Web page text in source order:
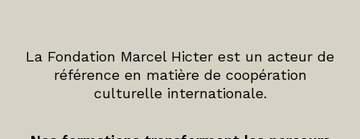
La Fondation Marcel Hicter est un acteur de
référence en matière de coopération
culturelle internationale.